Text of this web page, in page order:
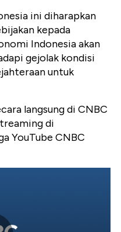
ini diharapkan
kepada
Indonesia akan
gejolak kondisi
untuk
langsung di CNBC
di
YouTube CNBC